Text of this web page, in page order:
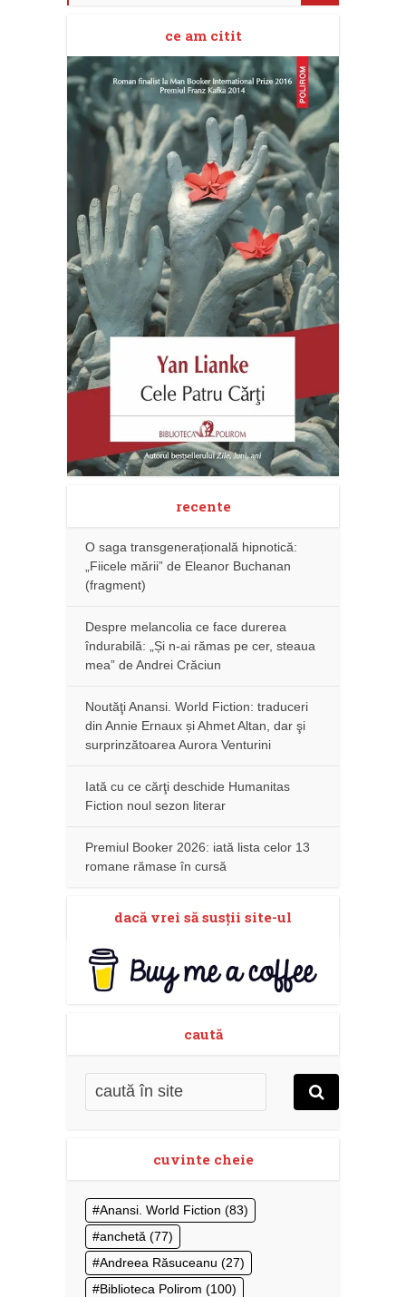
ce am citit
recente
O saga transgenerațională hipnotică:
„Fiicele mării” de Eleanor Buchanan
(fragment)
Despre melancolia ce face durerea
îndurabilă: „Și n-ai rămas pe cer, steaua
mea” de Andrei Crăciun
Noutăţi Anansi. World Fiction: traduceri
din Annie Ernaux și Ahmet Altan, dar şi
surprinzătoarea Aurora Venturini
Iată cu ce cărţi deschide Humanitas
Fiction noul sezon literar
Premiul Booker 2026: iată lista celor 13
romane rămase în cursă
dacă vrei să susţii site-ul
caută
cuvinte cheie
Anansi. World Fiction (83)
anchetă (77)
Andreea Răsuceanu (27)
Biblioteca Polirom (100)